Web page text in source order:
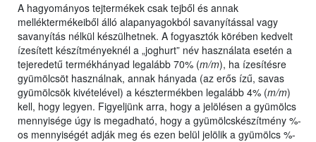
A hagyományos tejtermékek csak tejből és annak
melléktermékeiből álló alapanyagokból savanyítással vagy
savanyítás nélkül készülhetnek. A fogyasztók körében kedvelt
ízesített készítményeknél a „joghurt” név használata esetén a
tejeredetű termékhányad legalább 70% (m/m), ha ízesítésre
gyümölcsöt használnak, annak hányada (az erős ízű, savas
gyümölcsök kivételével) a késztermékben legalább 4% (m/m)
kell, hogy legyen. Figyeljünk arra, hogy a jelölésen a gyümölcs
mennyisége úgy is megadható, hogy a gyümölcskészítmény %-
os mennyiségét adják meg és ezen belül jelölik a gyümölcs %-